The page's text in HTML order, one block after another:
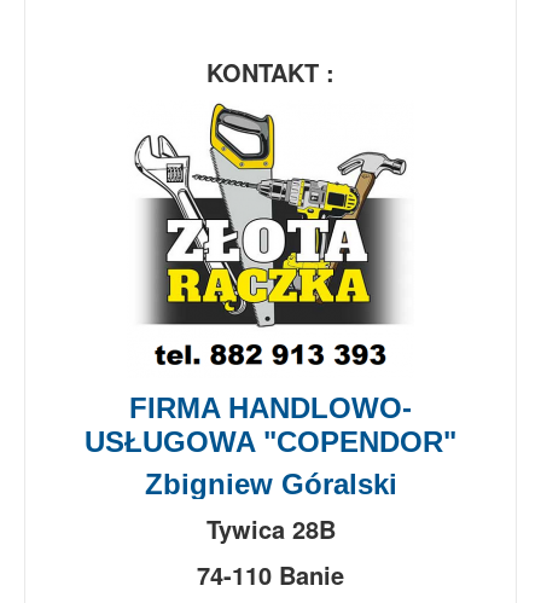
KONTAKT :
FIRMA HANDLOWO-
USŁUGOWA "COPENDOR"
Zbigniew Góralski
Tywica 28B
74-110 Banie